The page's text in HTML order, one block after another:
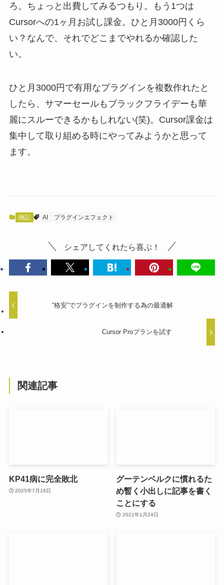
ろ。ちょっと出費してみるつもり。もう1つは
Cursorへの1ヶ月お試し課金。ひと月3000円くら
い？なんで、それでどこまでやれるか確認した
い。
ひと月3000円で有用なプラグインを複数作れたと
したら、サマーセールもブラックフライデーも華
麗にスルーできるかもしれない(笑)。Cursor課金は
集中して取り組める時にやってみようかと思って
ます。
雑記 AI プラグインエフェクト
シェアしてくれたら喜ぶ！
“格安”でプラグインを制作する為の最適解
Cursor Proプランを試す
関連記事
KP41病に完全敗北
2025年7月18日
グーテンベルクに慣れるた
め暫く小出しに記事を書く
ことにする
2021年1月24日